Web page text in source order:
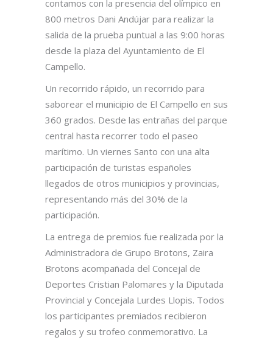
contamos con la presencia del olímpico en
800 metros Dani Andújar para realizar la
salida de la prueba puntual a las 9:00 horas
desde la plaza del Ayuntamiento de El
Campello.
Un recorrido rápido, un recorrido para
saborear el municipio de El Campello en sus
360 grados. Desde las entrañas del parque
central hasta recorrer todo el paseo
marítimo. Un viernes Santo con una alta
participación de turistas españoles
llegados de otros municipios y provincias,
representando más del 30% de la
participación.
La entrega de premios fue realizada por la
Administradora de Grupo Brotons, Zaira
Brotons acompañada del Concejal de
Deportes Cristian Palomares y la Diputada
Provincial y Concejala Lurdes Llopis. Todos
los participantes premiados recibieron
regalos y su trofeo conmemorativo. La